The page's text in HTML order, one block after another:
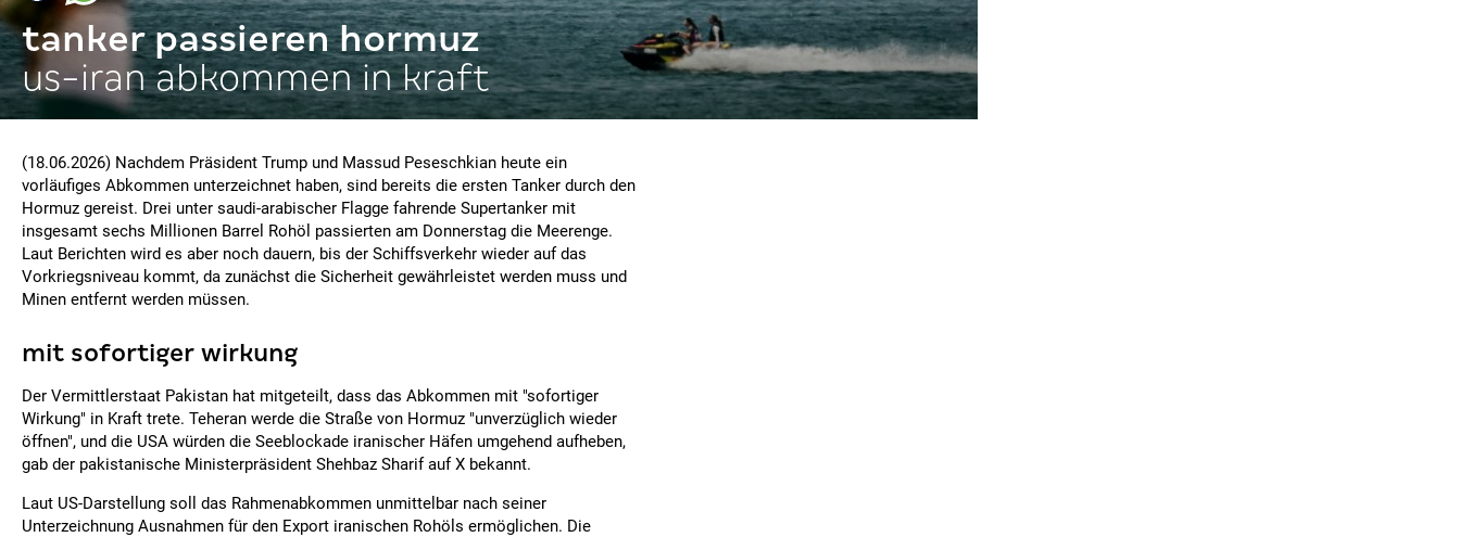
tanker passieren hormuz
us-iran abkommen in kraft
(18.06.2026) Nachdem Präsident Trump und Massud Peseschkian heute ein
vorläufiges Abkommen unterzeichnet haben, sind bereits die ersten Tanker durch den
Hormuz gereist. Drei unter saudi-arabischer Flagge fahrende Supertanker mit
insgesamt sechs Millionen Barrel Rohöl passierten am Donnerstag die Meerenge.
Laut Berichten wird es aber noch dauern, bis der Schiffsverkehr wieder auf das
Vorkriegsniveau kommt, da zunächst die Sicherheit gewährleistet werden muss und
Minen entfernt werden müssen.
mit sofortiger wirkung
Der Vermittlerstaat Pakistan hat mitgeteilt, dass das Abkommen mit "sofortiger
Wirkung" in Kraft trete. Teheran werde die Straße von Hormuz "unverzüglich wieder
öffnen", und die USA würden die Seeblockade iranischer Häfen umgehend aufheben,
gab der pakistanische Ministerpräsident Shehbaz Sharif auf X bekannt.
Laut US-Darstellung soll das Rahmenabkommen unmittelbar nach seiner
Unterzeichnung Ausnahmen für den Export iranischen Rohöls ermöglichen. Die